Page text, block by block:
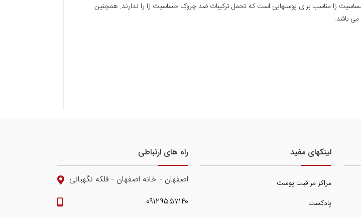
زا مناسب برای پوستهایی است که تحمل ترکیبات ضد چروک حساسیت زا را ندارند. همچنین
می باشد.
لینکهای مفید
مراکز مراقبت پوست
پادکست
راه های ارتباطی
اصفهان - خانه اصفهان - فلکه نگهبانی
۰۹۱۲۹۵۵۷۱۴۰